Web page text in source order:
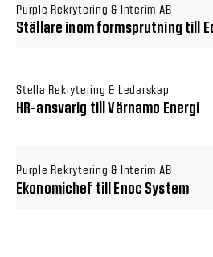
Purple Rekrytering & Interim AB
Ställare inom formsprutning till
Stella Rekrytering & Ledarskap
HR-ansvarig till Värnamo Energi
Purple Rekrytering & Interim AB
Ekonomichef till Enoc System